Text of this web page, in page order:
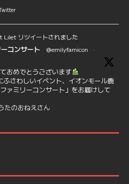
Lilet リツイートされました
コンサート @emilyfamicon
·
おめでとうございます
さわしいイベント、イオンモール鹿
ァミリーコンサート」をお届けして
たのおねえさん
Twitter